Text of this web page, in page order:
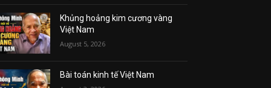
Khủng hoảng kim cương vàng
Việt Nam
August 5, 2026
Bài toán kinh tế Việt Nam